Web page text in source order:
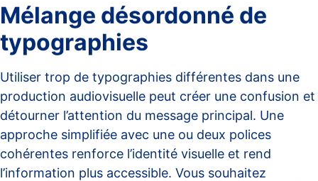
Mélange désordonné de
typographies
Utiliser trop de typographies différentes dans une
production audiovisuelle peut créer une confusion et
détourner l’attention du message principal. Une
approche simplifiée avec une ou deux polices
cohérentes renforce l’identité visuelle et rend
l’information plus accessible. Vous souhaitez